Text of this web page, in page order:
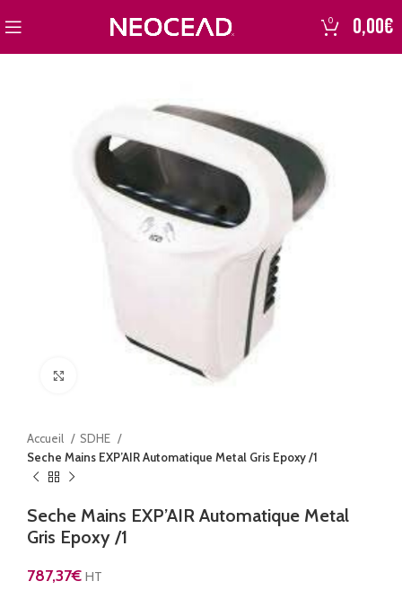
0 0,00€
Accueil
SDHE
Seche Mains EXP’AIR Automatique Metal Gris Epoxy /1
Seche Mains EXP’AIR Automatique Metal
Gris Epoxy /1
787,37€ HT